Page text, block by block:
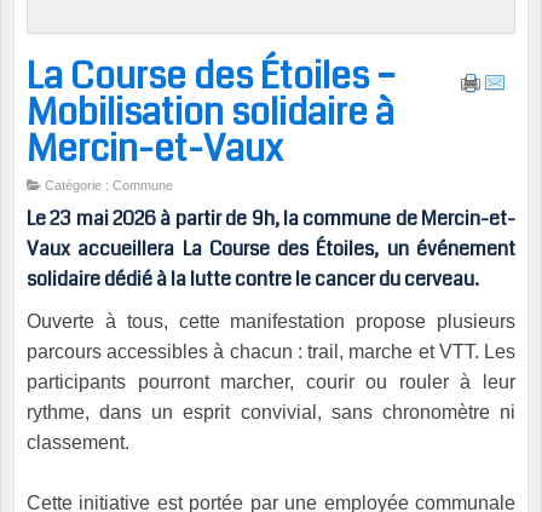
La Course des Étoiles –
Mobilisation solidaire à
Mercin-et-Vaux
Catégorie : Commune
Le 23 mai 2026 à partir de 9h, la commune deMercin-et-
Vauxaccueillera La Course des Étoiles, un événement
solidaire dédié à la lutte contre le cancer du cerveau.
Ouverte à tous, cette manifestation propose plusieurs
parcours accessibles à chacun : trail, marche et VTT. Les
participants pourront marcher, courir ou rouler à leur
rythme, dans un esprit convivial, sans chronomètre ni
classement.
Cette initiative est portée par une employée communale